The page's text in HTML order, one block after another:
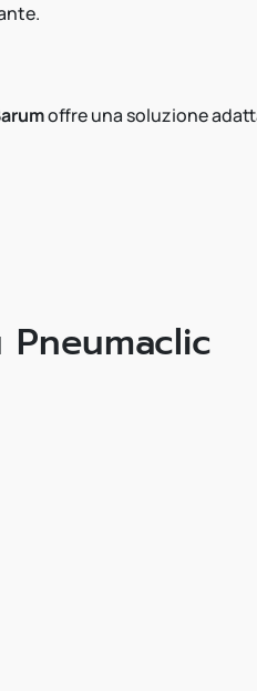
offre una soluzione